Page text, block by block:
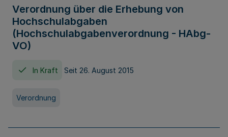
Verordnung über die Erhebung von
Hochschulabgaben
(Hochschulabgabenverordnung - HAbg-
VO)
In Kraft Seit 26. August 2015
Verordnung